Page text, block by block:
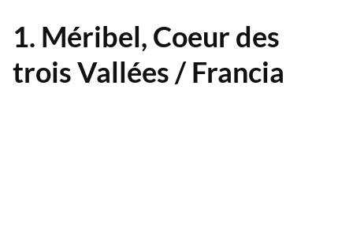
1. Méribel, Coeur des
trois Vallées / Francia